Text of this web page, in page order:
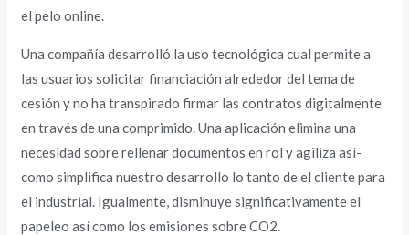
el pelo online.
Una compañía desarrolló la uso tecnológica cual permite a
las usuarios solicitar financiación alrededor del tema de
cesión y no ha transpirado firmar las contratos digitalmente
en través de una comprimido. Una aplicación elimina una
necesidad sobre rellenar documentos en rol y agiliza así­
como simplifica nuestro desarrollo lo tanto de el cliente para
el industrial. Igualmente, disminuye significativamente el
papeleo así­ como los emisiones sobre CO2.